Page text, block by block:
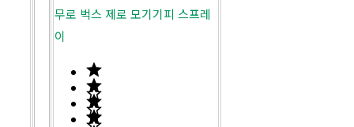
무로 벅스 제로 모기기피 스프레
이